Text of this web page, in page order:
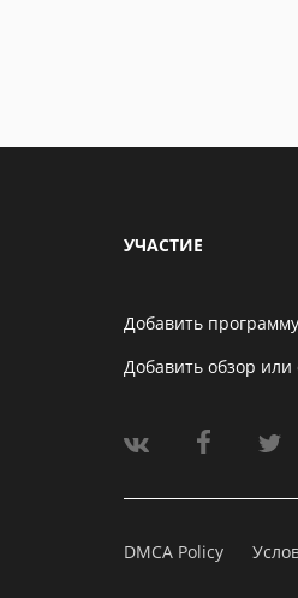
УЧАСТИЕ
Добавить программу
Добавить обзор или
DMCA Policy